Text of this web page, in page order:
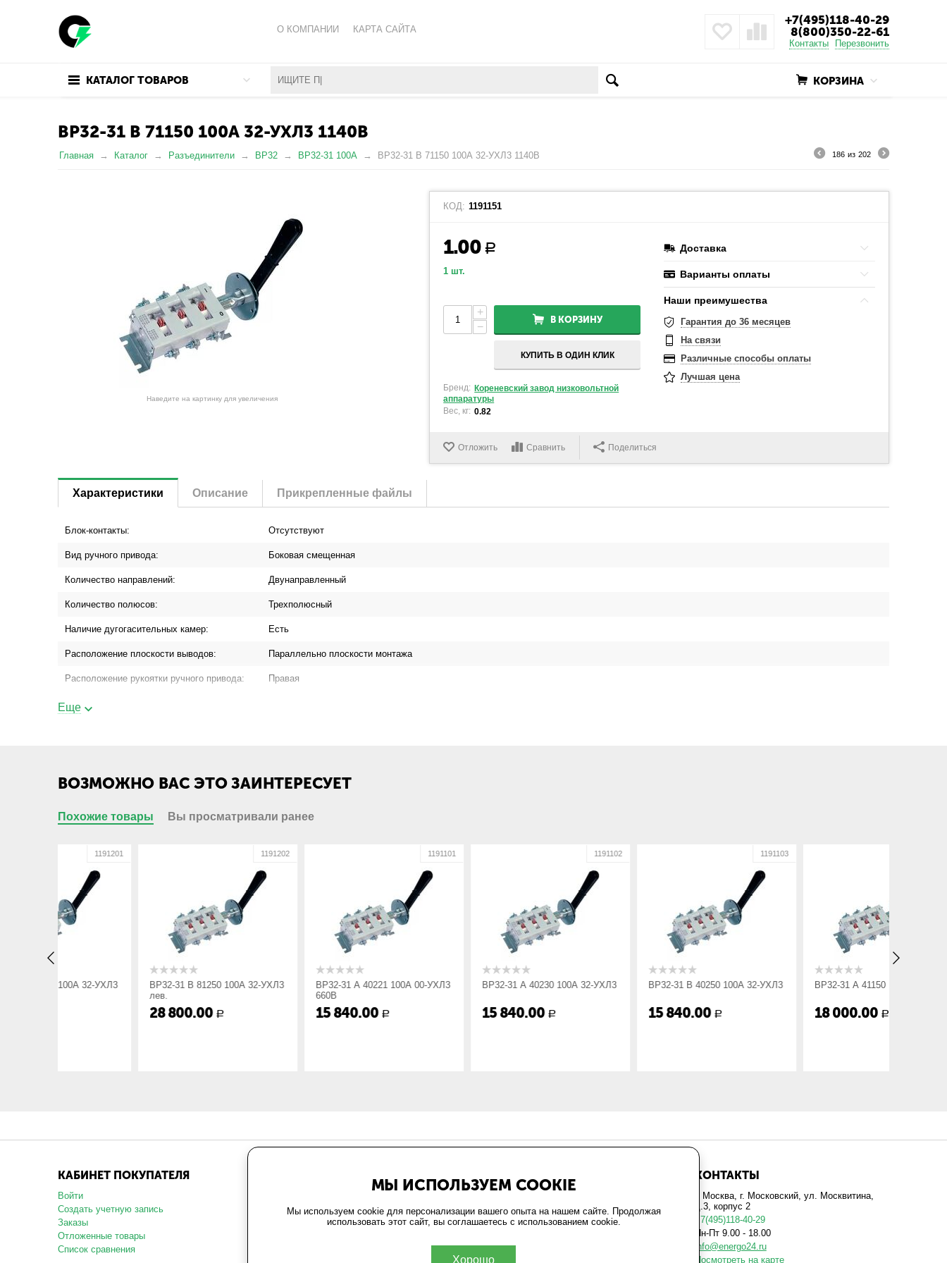
О КОМПАНИИ КАРТА САЙТА
+7(495)118-40-29
8(800)350-22-61
Контакты Перезвонить
КАТАЛОГ ТОВАРОВ КОРЗИНА
ВР32-31 В 71150 100А 32-УХЛ3 1140В
Главная Каталог Разъединители ВР32 ВР32-31 100А ВР32-31 В 71150 100А 32-УХЛ3 1140В 186 из 202
Наведите на картинку для увеличения
КОД: 1191151
1.00 Р
1 шт.
+
−
В КОРЗИНУ
КУПИТЬ В ОДИН КЛИК
Бренд: Кореневский завод низковольтной
аппаратуры
Вес, кг: 0.82
Доставка
Варианты оплаты
Наши преимушества
Гарантия до 36 месяцев
На связи
Различные способы оплаты
Лучшая цена
Отложить Сравнить Поделиться
Характеристики Описание Прикрепленные файлы
Блок-контакты: Отсутствуют
Вид ручного привода: Боковая смещенная
Количество направлений: Двунаправленный
Количество полюсов: Трехполюсный
Наличие дугогасительных камер: Есть
Расположение плоскости выводов: Параллельно плоскости монтажа
Расположение рукоятки ручного привода: Правая
Съемность рукоятки:
Технические характеристики
Номинальный ток, А: 100
наконечником:
Присоединение кабеля без кабельного
наконечника:
196х136х89
Еще
ВОЗМОЖНО ВАС ЭТО ЗАИНТЕРЕСУЕТ
Похожие товары Вы просматривали ранее
ВР32-31 В 81250 100А 32-УХЛ3
Р
ВР32-31 А 40221 100А 00-УХЛ3
Р
ВР32-31 А 40230 100А 32-УХЛ3
Р
ВР32-31 В 40250 100А 32-УХЛ3
Р
ВР32-31 А 41150 100А 32-УХЛ3
Р
КАБИНЕТ ПОКУПАТЕЛЯ
Войти
Создать учетную запись
Заказы
Отложенные товары
Список сравнения
Карта сайта
Политика обработки персональных
Возврат
КОНТАКТЫ
г. Москва, г. Московский, ул. Москвитина,
д.3, корпус 2
+7(495)118-40-29
Пн-Пт 9.00 - 18.00
info@energo24.ru
Посмотреть на карте
МЫ ИСПОЛЬЗУЕМ COOKIE
Мы используем cookie для персонализации вашего опыта на нашем сайте. Продолжая
использовать этот сайт, вы соглашаетесь с использованием cookie.
Хорошо